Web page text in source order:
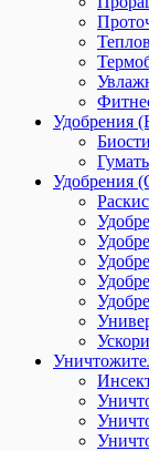
Удобрения
Удобрения